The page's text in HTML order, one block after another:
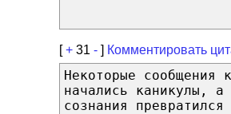
[+ 31 - ] Комментировать
Некоторые
начались каникулы,
сознания